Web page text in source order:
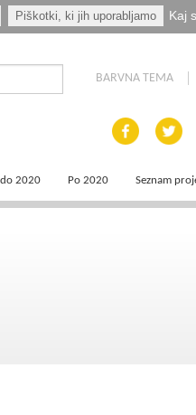
Piškotki, ki jih uporabljamo Kaj
BARVNA TEMA
do 2020 Po 2020 Seznam